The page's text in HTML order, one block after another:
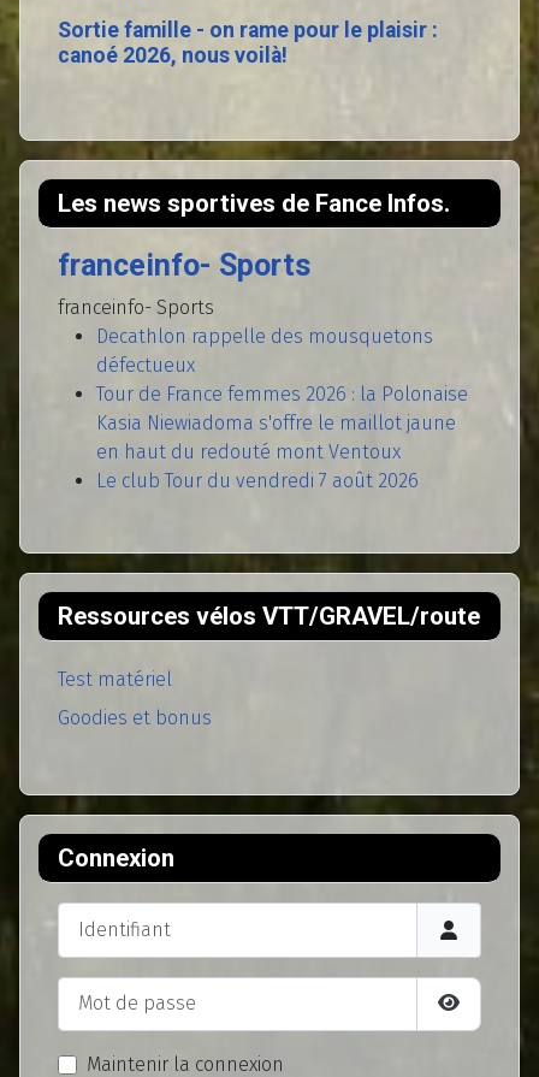
Sortie famille - on rame pour le plaisir :
canoé 2026, nous voilà!
Les news sportives de Fance Infos.
franceinfo- Sports
franceinfo- Sports
Decathlon rappelle des mousquetons
défectueux
Tour de France femmes 2026 : la Polonaise
Kasia Niewiadoma s'offre le maillot jaune
en haut du redouté mont Ventoux
Le club Tour du vendredi 7 août 2026
Ressources vélos VTT/GRAVEL/route
Test matériel
Goodies et bonus
Connexion
Identifiant
Mot de passe
Afficher
Maintenir la connexion